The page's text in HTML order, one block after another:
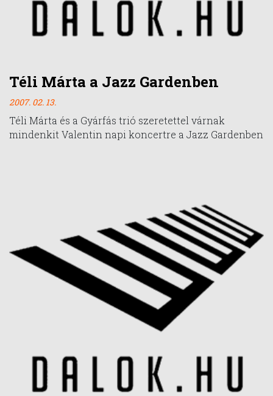
Téli Márta a Jazz Gardenben
2007. 02. 13.
Téli Márta és a Gyárfás trió szeretettel várnak
mindenkit Valentin napi koncertre a Jazz Gardenben